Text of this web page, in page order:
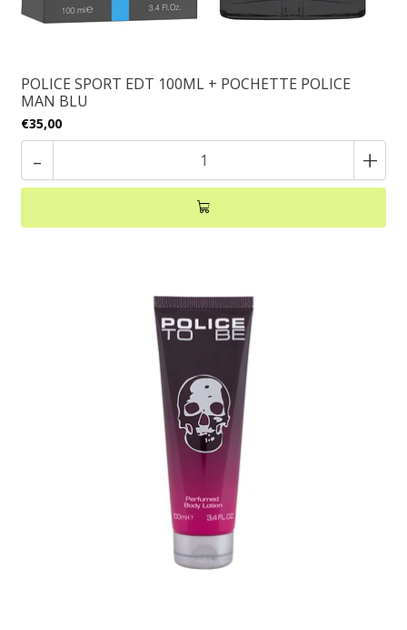
POLICE SPORT EDT 100ML + POCHETTE POLICE
MAN BLU
€35,00
- +